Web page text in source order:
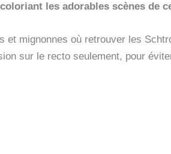
les adorables scènes de
et mignonnes où retrouver les
sur le recto seulement, pour